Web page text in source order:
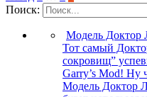
Поиск:
Модель Доктор
Тот самый
сокровищ”
Garry’s Mod! Ну
Модель Доктор